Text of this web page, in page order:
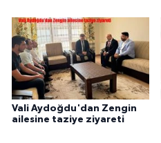
Vali Aydoğdu'dan Zengin
ailesine taziye ziyareti